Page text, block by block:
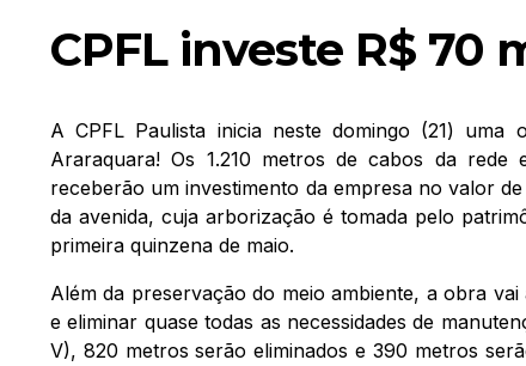
CPFL investe R$ 70
A CPFL Paulista inicia neste domingo (21)
Araraquara! Os 1.210 metros de cabos da
receberão um investimento da empresa no valor
da avenida, cuja arborização é tomada pelo
primeira quinzena de maio.
Além da preservação do meio ambiente, a obra
e eliminar quase todas as necessidades de
V), 820 metros serão eliminados e 390 metros